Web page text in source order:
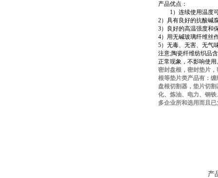
产品优点：
1）连续使用温度可
2）具有良好的抗酸碱
3）良好的高温强度和
4）用无碱玻璃纤维丝
5）无毒、无害、无气
注意;陶瓷纤维纺织品
正常现象，不影响使
密封盘根，密封垫片
根等垫片类产品有：
盘根切割器，垫片切割
化、炼油、电力、钢
多企业所和选用而且
产